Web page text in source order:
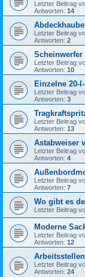
Letzter Beitrag
Antworten: 14
Letzter Beitrag
Antworten: 2
Letzter Beitrag
Antworten: 10
Einzelne 20-
Letzter Beitrag
Antworten: 3
Letzter Beitrag
Antworten: 13
Astabweiser
Letzter Beitrag
Antworten: 4
Letzter Beitrag
Antworten: 7
Wo gibt es
Letzter Beitrag
Moderne
Letzter Beitrag
Antworten: 12
Letzter Beitrag
Antworten: 24